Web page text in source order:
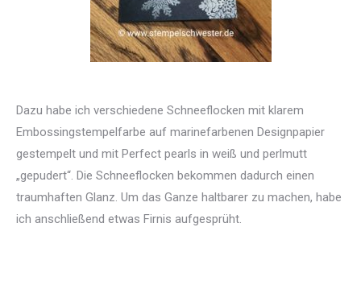
Dazu habe ich verschiedene Schneeflocken mit klarem
Embossingstempelfarbe auf marinefarbenen Designpapier
gestempelt und mit Perfect pearls in weiß und perlmutt
„gepudert“. Die Schneeflocken bekommen dadurch einen
traumhaften Glanz. Um das Ganze haltbarer zu machen, habe
ich anschließend etwas Firnis aufgesprüht.